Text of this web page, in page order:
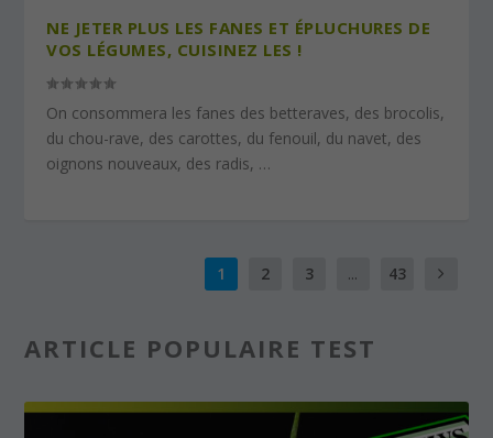
NE JETER PLUS LES FANES ET ÉPLUCHURES DE
VOS LÉGUMES, CUISINEZ LES !
On consommera les fanes des betteraves, des brocolis,
du chou-rave, des carottes, du fenouil, du navet, des
oignons nouveaux, des radis, …
1 2 3 ... 43
ARTICLE POPULAIRE TEST